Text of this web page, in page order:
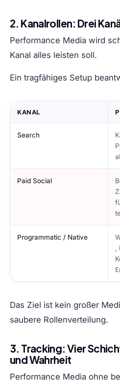
2. Kanalrollen: Drei
Performance Media wird
Kanal alles leisten soll.
Ein tragfähiges Setup
KANAL
Search
Paid Social
Programmatic / Native
Das Ziel ist kein großer
saubere Rollenverteilung.
3. Tracking: Vier
und Wahrheit
Performance Media ohne